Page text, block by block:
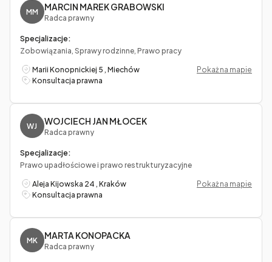
MM MARCIN MAREK GRABOWSKI
Radca prawny
Specjalizacje:
Zobowiązania, Sprawy rodzinne, Prawo pracy
Marii Konopnickiej 5 , Miechów
Pokaż na mapie
Konsultacja prawna
WJ WOJCIECH JAN MŁOCEK
Radca prawny
Specjalizacje:
Prawo upadłościowe i prawo restrukturyzacyjne
Aleja Kijowska 24 , Kraków
Pokaż na mapie
Konsultacja prawna
MK MARTA KONOPACKA
Radca prawny